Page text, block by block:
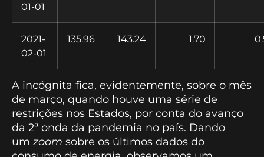
01-01
2021-
02-01
135.96 143.24 1.70
A incógnita fica, evidentemente, sobre o mês
de março, quando houve uma série de
restrições nos Estados, por conta do avanço
da 2ª onda da pandemia no país. Dando
um zoom sobre os últimos dados do